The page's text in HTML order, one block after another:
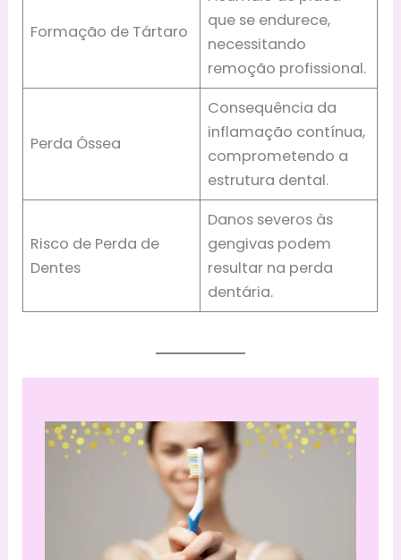
Formação de Tártaro
que se endurece,
necessitando
remoção profissional.
Perda Óssea
Consequência da
inflamação contínua,
comprometendo a
estrutura dental.
Risco de Perda de
Dentes
Danos severos às
gengivas podem
resultar na perda
dentária.